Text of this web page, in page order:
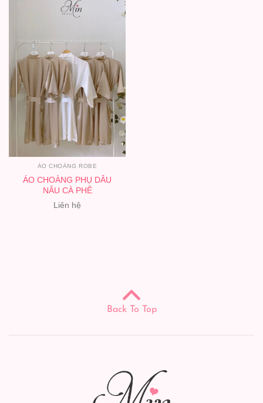
ÁO CHOÀNG ROBE
ÁO CHOÀNG PHỤ DÂU
NÂU CÀ PHÊ
Liên hệ
Back To Top